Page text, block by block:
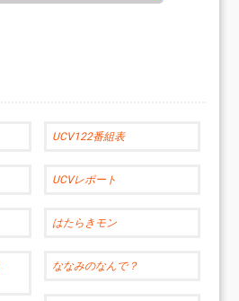
UCV122番組表
UCVレポート
はたらきモン
ななみのなんで？